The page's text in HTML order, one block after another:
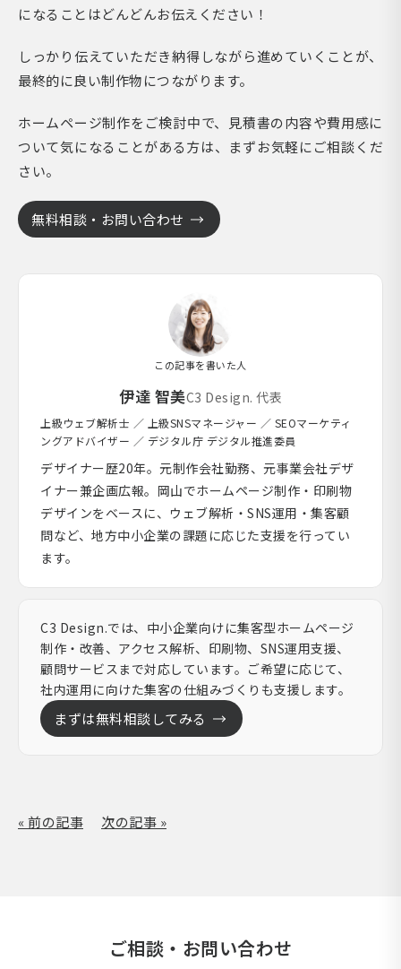
になることはどんどんお伝えください！
しっかり伝えていただき納得しながら進めていくことが、
最終的に良い制作物につながります。
ホームページ制作をご検討中で、見積書の内容や費用感に
ついて気になることがある方は、まずお気軽にご相談くだ
さい。
無料相談・お問い合わせ
この記事を書いた人
伊達 智美C3 Design. 代表
上級ウェブ解析士 ／ 上級SNSマネージャー ／ SEOマーケティ
ングアドバイザー ／ デジタル庁 デジタル推進委員
デザイナー歴20年。元制作会社勤務、元事業会社デザ
イナー兼企画広報。岡山でホームページ制作・印刷物
デザインをベースに、ウェブ解析・SNS運用・集客顧
問など、地方中小企業の課題に応じた支援を行ってい
ます。
C3 Design.では、中小企業向けに集客型ホームページ
制作・改善、アクセス解析、印刷物、SNS運用支援、
顧問サービスまで対応しています。ご希望に応じて、
社内運用に向けた集客の仕組みづくりも支援します。
まずは無料相談してみる
« 前の記事 次の記事 »
ご相談・お問い合わせ